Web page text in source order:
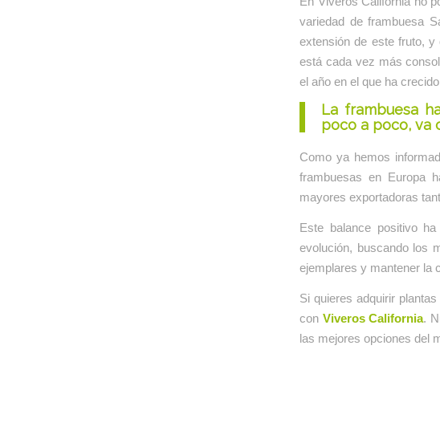
variedad de frambuesa
extensión de este fruto,
está cada vez más
el año en el que ha
La frambuesa
poco a poco, va
Como ya hemos
frambuesas en Europa
mayores exportadoras
Este balance positivo
evolución, buscando los
ejemplares y mantener la
Si quieres adquirir
con Viveros California.
las mejores opciones del